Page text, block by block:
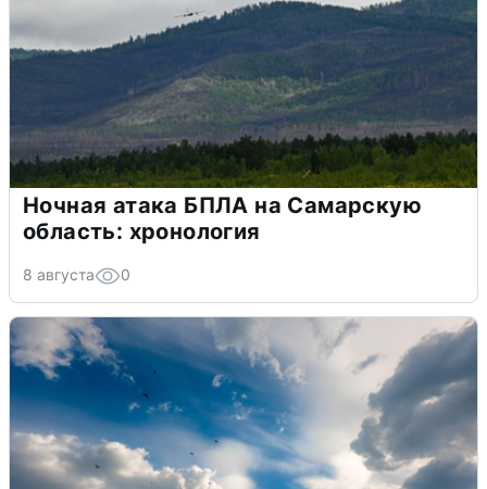
Ночная атака БПЛА на Самарскую
область: хронология
8 августа 0